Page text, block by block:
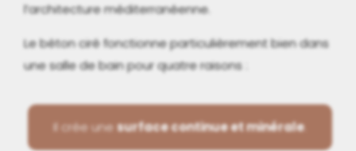
l’architecture méditerranéenne.
Le béton ciré fonctionne particulièrement bien dans
une salle de bain pour quatre raisons :
Il crée une surface continue et minérale.